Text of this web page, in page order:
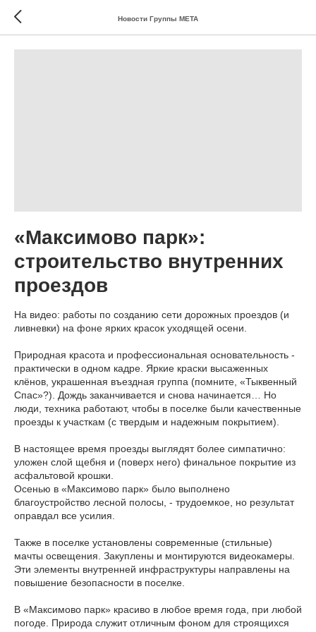
Новости Группы МЕТА
«Максимово парк»:
строительство внутренних
проездов
На видео: работы по созданию сети дорожных проездов (и
ливневки) на фоне ярких красок уходящей осени.
Природная красота и профессиональная основательность -
практически в одном кадре. Яркие краски высаженных
клёнов, украшенная въездная группа (помните, «Тыквенный
Спас»?). Дождь заканчивается и снова начинается… Но
люди, техника работают, чтобы в поселке были качественные
проезды к участкам (с твердым и надежным покрытием).
В настоящее время проезды выглядят более симпатично:
уложен слой щебня и (поверх него) финальное покрытие из
асфальтовой крошки.
Осенью в «Максимово парк» было выполнено
благоустройство лесной полосы, - трудоемкое, но результат
оправдал все усилия.
Также в поселке установлены современные (стильные)
мачты освещения. Закуплены и монтируются видеокамеры.
Эти элементы внутренней инфраструктуры направлены на
повышение безопасности в поселке.
В «Максимово парк» красиво в любое время года, при любой
погоде. Природа служит отличным фоном для строящихся